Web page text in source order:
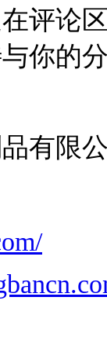
评论
你的
有限